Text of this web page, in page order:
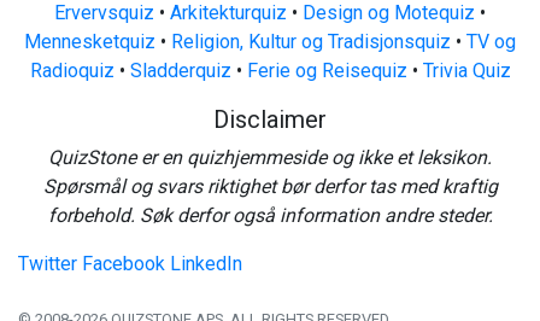
Ervervsquiz • Arkitekturquiz • Design og Motequiz •
Mennesketquiz • Religion, Kultur og Tradisjonsquiz • TV og
Radioquiz • Sladderquiz • Ferie og Reisequiz • Trivia Quiz
Disclaimer
QuizStone er en quizhjemmeside og ikke et leksikon.
Spørsmål og svars riktighet bør derfor tas med kraftig
forbehold. Søk derfor også information andre steder.
Twitter Facebook LinkedIn